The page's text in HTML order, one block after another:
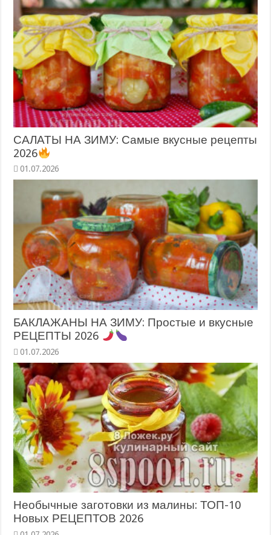
САЛАТЫ НА ЗИМУ: Самые вкусные рецепты
2026
БАКЛАЖАНЫ НА ЗИМУ: Простые и вкусные
РЕЦЕПТЫ 2026
Необычные заготовки из малины: ТОП-10
Новых РЕЦЕПТОВ 2026